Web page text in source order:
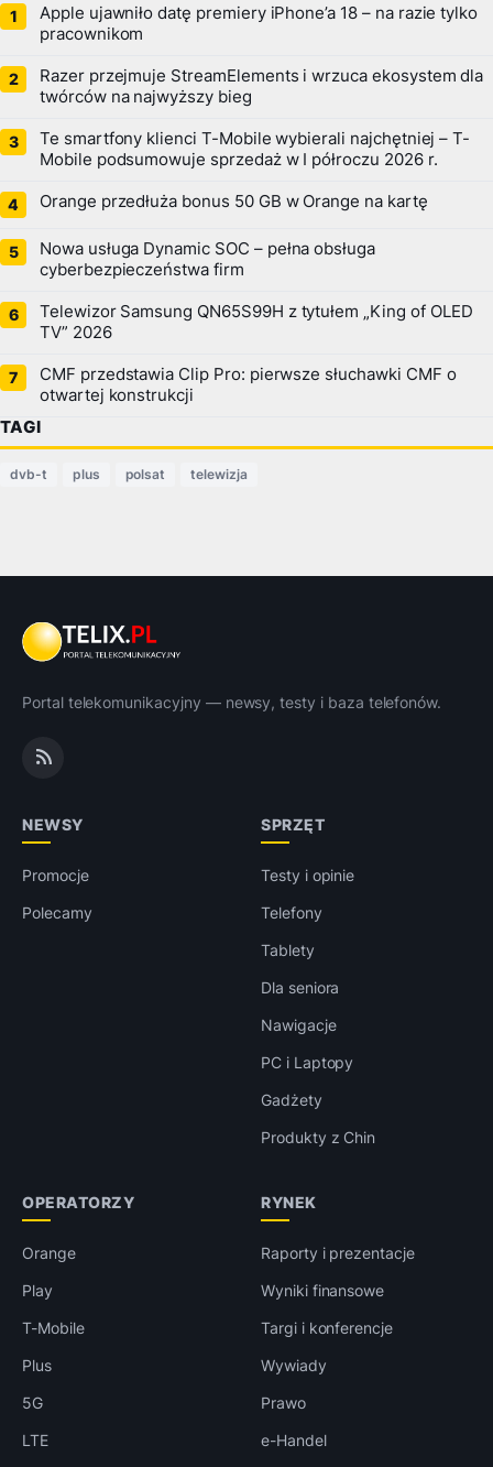
Apple ujawniło datę premiery iPhone’a 18 – na razie tylko
pracownikom
Razer przejmuje StreamElements i wrzuca ekosystem dla
twórców na najwyższy bieg
Te smartfony klienci T-Mobile wybierali najchętniej – T-
Mobile podsumowuje sprzedaż w I półroczu 2026 r.
Orange przedłuża bonus 50 GB w Orange na kartę
Nowa usługa Dynamic SOC – pełna obsługa
cyberbezpieczeństwa firm
Telewizor Samsung QN65S99H z tytułem „King of OLED
TV” 2026
CMF przedstawia Clip Pro: pierwsze słuchawki CMF o
otwartej konstrukcji
TAGI
dvb-t plus polsat telewizja
Portal telekomunikacyjny — newsy, testy i baza telefonów.
NEWSY
Promocje
Polecamy
SPRZĘT
Testy i opinie
Telefony
Tablety
Dla seniora
Nawigacje
PC i Laptopy
Gadżety
Produkty z Chin
OPERATORZY
Orange
Play
T-Mobile
Plus
5G
LTE
RYNEK
Raporty i prezentacje
Wyniki finansowe
Targi i konferencje
Wywiady
Prawo
e-Handel